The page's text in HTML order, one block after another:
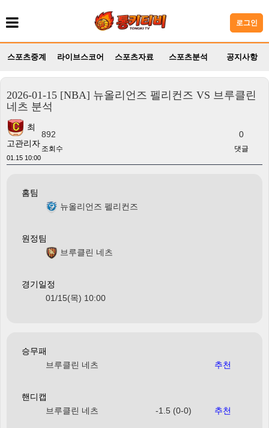
로그인
스포츠중계 라이브스코어 스포츠자료 스포츠분석 공지사항
2026-01-15 [NBA] 뉴올리언즈 펠리컨즈 VS 브루클린
네츠 분석
최
고관리자
01.15 10:00
892
조회수
0
댓글
홈팀
뉴올리언즈 펠리컨즈
원정팀
브루클린 네츠
경기일정
01/15(목) 10:00
승무패
브루클린 네츠
추천
핸디캡
브루클린 네츠
-1.5 (0-0) 추천